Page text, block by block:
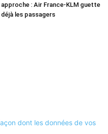
approche : Air France-KLM guette
déjà les passagers
dont les données de vos